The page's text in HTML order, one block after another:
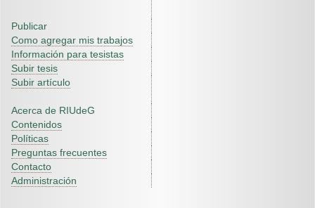
Publicar
Como agregar mis trabajos
Información para tesistas
Subir tesis
Subir artículo
Acerca de RIUdeG
Contenidos
Políticas
Preguntas frecuentes
Contacto
Administración